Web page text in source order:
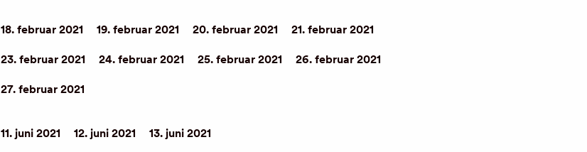
18. februar 2021 19. februar 2021 20. februar 2021 21. februar 2021
23. februar 2021 24. februar 2021 25. februar 2021 26. februar 2021
27. februar 2021
11. juni 2021 12. juni 2021 13. juni 2021